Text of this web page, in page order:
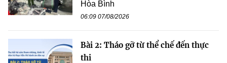
Hòa Bình
06:09 07/08/2026
Bài 2: Tháo gỡ từ thể chế đến thực
thi